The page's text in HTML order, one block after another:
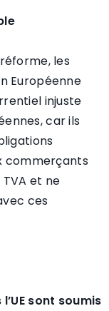
les
Européenne
injuste
car ils
commerçants
et ne
ces
sont soumis